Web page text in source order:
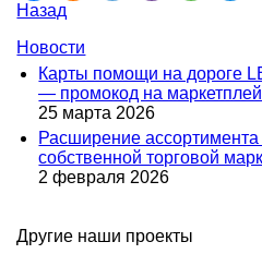
Назад
Новости
Карты помощи на дороге
— промокод на
25 марта 2026
Расширение
собственной торговой
2 февраля 2026
Другие наши проекты